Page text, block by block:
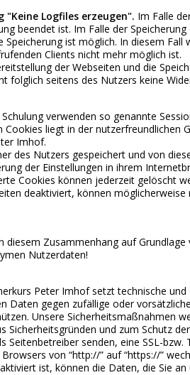
"Keine Logfiles erzeugen". Im Falle
beendet ist. Im Falle der
Speicherung ist möglich. In diesem
Clients nicht mehr möglich ist.
der Webseiten und die
folglich seitens des Nutzers keine
verwenden so genannte
Cookies liegt in der nutzerfreundlichen
Imhof.
des Nutzers gespeichert und von
der Einstellungen in ihrem
Cookies können jederzeit gelöscht
deaktiviert, können
Zusammenhang auf Grundlage
Nutzerdaten!
Peter Imhof setzt technische
Daten gegen zufällige oder
Unsere Sicherheitsmaßnahmen
Sicherheitsgründen und zum Schutz
Seitenbetreiber senden, eine SSL-
von “http://” auf “https://”
ist, können die Daten, die Sie